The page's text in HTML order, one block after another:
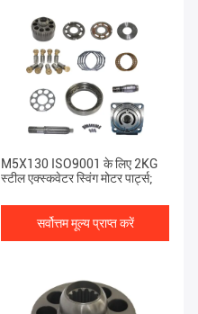
M5X130 ISO9001 के लिए 2KG
स्टील एक्स्कवेटर स्विंग मोटर पार्ट्स;
सर्वोत्तम मूल्य प्राप्त करें